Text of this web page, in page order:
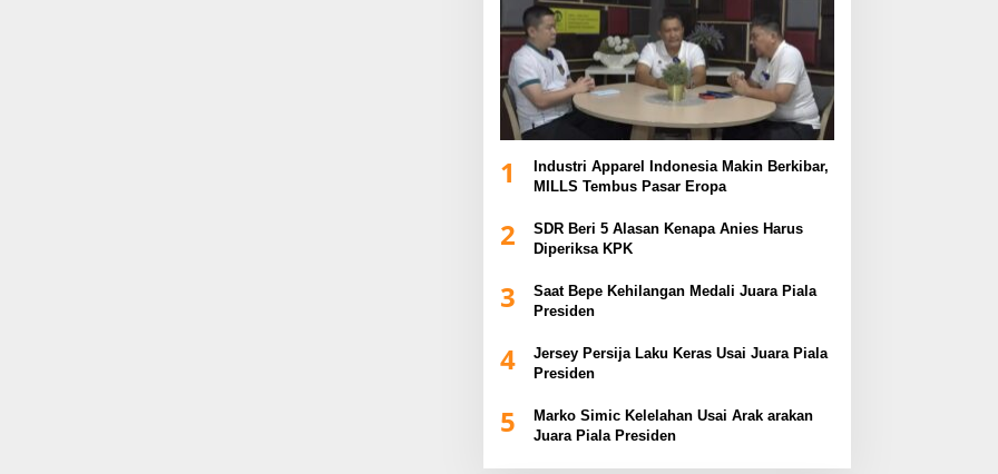
1
Industri Apparel Indonesia Makin Berkibar,
MILLS Tembus Pasar Eropa
2
SDR Beri 5 Alasan Kenapa Anies Harus
Diperiksa KPK
3
Saat Bepe Kehilangan Medali Juara Piala
Presiden
4
Jersey Persija Laku Keras Usai Juara Piala
Presiden
5
Marko Simic Kelelahan Usai Arak arakan
Juara Piala Presiden